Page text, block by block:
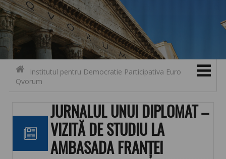
Contact
Skip to content
Institutul pentru Democratie Participativa Euro
Qvorum
JURNALUL UNUI DIPLOMAT –
VIZITĂ DE STUDIU LA
AMBASADA FRANȚEI